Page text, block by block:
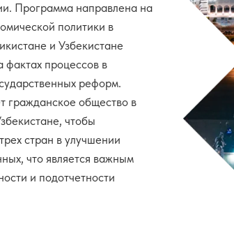
Программа направлена на
политики в
и Узбекистане
фактах процессов в
реформ.
гражданское общество в
чтобы
стран в улучшении
что является важным
и подотчетности